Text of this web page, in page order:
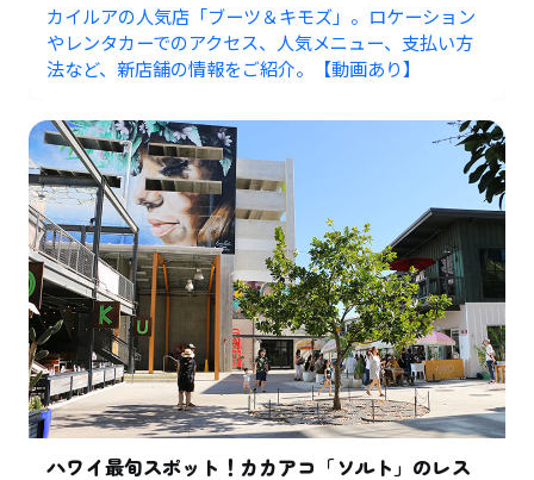
カイルアの人気店「ブーツ＆キモズ」。ロケーション
やレンタカーでのアクセス、人気メニュー、支払い方
法など、新店舗の情報をご紹介。【動画あり】
ハワイ最旬スポット！カカアコ「ソルト」のレス